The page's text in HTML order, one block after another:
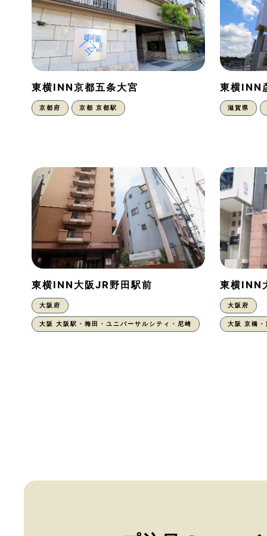
東横INN京都五条大宮
京都府 京都 京都駅
東横INN
滋賀県
東横INN大阪JR野田駅前
大阪府
大阪 大阪駅・梅田・ユニバーサルシティ・尼崎
東横INN
大阪府
大阪 京橋